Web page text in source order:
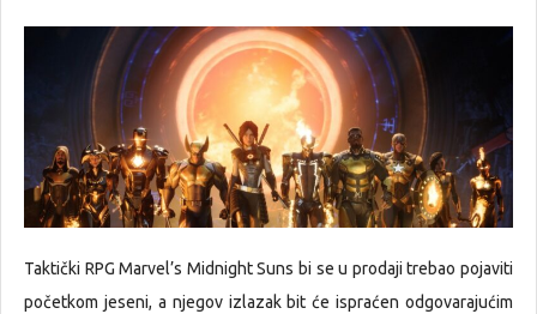
Taktički RPG Marvel’s Midnight Suns bi se u prodaji trebao pojaviti
početkom jeseni, a njegov izlazak bit će ispraćen odgovarajućim